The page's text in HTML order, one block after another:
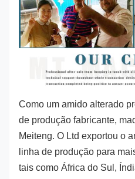
Como um amido alterado
de produção fabricante,
Meiteng. O Ltd exportou o
linha de produção para
tais como África do Sul,